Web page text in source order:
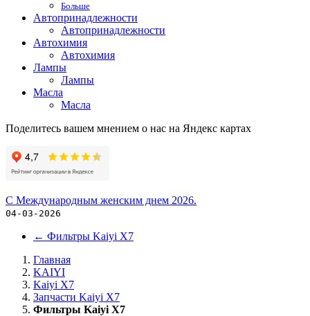
Больше
Автопринадлежности
Автопринадлежности
Автохимия
Автохимия
Лампы
Лампы
Масла
Масла
Поделитесь вашем мнением о нас на Яндекс картах
С Международным женским днем 2026.
04-03-2026
← Фильтры Kaiyi X7
Главная
KAIYI
Kaiyi X7
Запчасти Kaiyi X7
Фильтры Kaiyi X7